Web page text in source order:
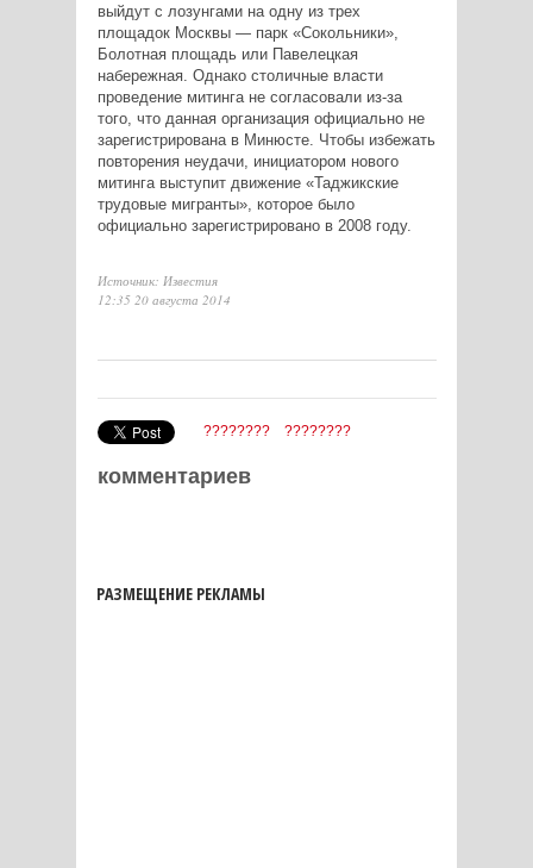
выйдут с лозунгами на одну из трех
площадок Москвы — парк «Сокольники»,
Болотная площадь или Павелецкая
набережная. Однако столичные власти
проведение митинга не согласовали из-за
того, что данная организация официально не
зарегистрирована в Минюсте. Чтобы избежать
повторения неудачи, инициатором нового
митинга выступит движение «Таджикские
трудовые мигранты», которое было
официально зарегистрировано в 2008 году.
Источник: Известия
12:35 20 августа 2014
???????? ????????
комментариев
РАЗМЕЩЕНИЕ РЕКЛАМЫ